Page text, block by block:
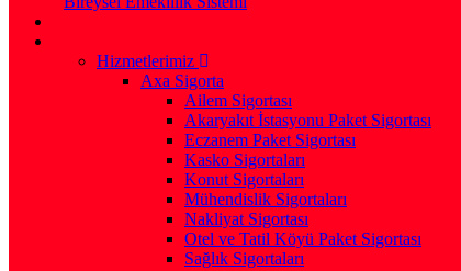
Hizmetlerimiz
Axa Sigorta
Ailem Sigortası
Akaryakıt İstasyonu Paket Sigortası
Eczanem Paket Sigortası
Kasko Sigortaları
Konut Sigortaları
Mühendislik Sigortaları
Nakliyat Sigortası
Otel ve Tatil Köyü Paket Sigortası
Sağlık Sigortaları